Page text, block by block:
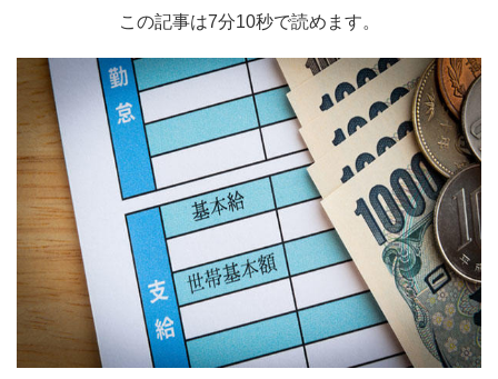
この記事は7分10秒で読めます。